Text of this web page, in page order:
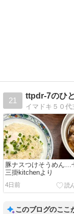
21
ttpdr-7のひ
豚ナスつけそうめん…
三掛kitchenより
4日前
このブログのここ